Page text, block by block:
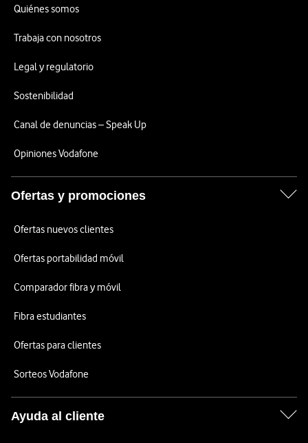
Quiénes somos
Trabaja con nosotros
Legal y regulatorio
Sostenibilidad
Canal de denuncias – Speak Up
Opiniones Vodafone
Ofertas y promociones
Ofertas nuevos clientes
Ofertas portabilidad móvil
Comparador fibra y móvil
Fibra estudiantes
Ofertas para clientes
Sorteos Vodafone
Ayuda al cliente